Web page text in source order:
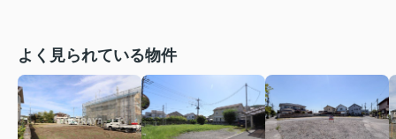
よく見られている物件